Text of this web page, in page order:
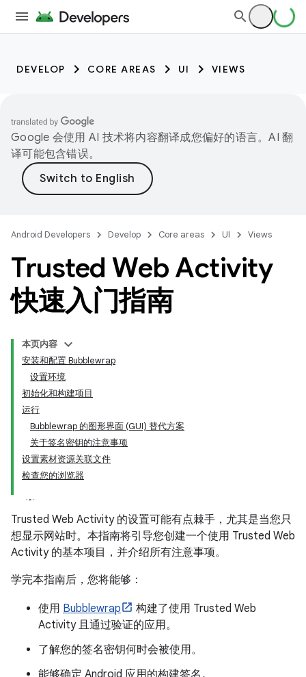
DEVELOP CORE AREAS UI VIEWS
Google 会使用 AI 技术将内容翻译成您偏好的语言。AI 翻
译可能包含错误。
Android Developers Develop Core areas UI Views
Trusted Web Activity
快速入门指南
本页内容
安装和配置 Bubblewrap
设置环境
初始化和构建项目
运行
Bubblewrap 的图形界面 (GUI) 替代方案
关于签名密钥的注意事项
设置素材资源关联文件
检查您的浏览器
Trusted Web Activity 的设置可能有点棘手，尤其是当您只
想显示网站时。本指南将引导您创建一个使用 Trusted Web
Activity 的基本项目，并介绍所有注意事项。
学完本指南后，您将能够：
使用 Bubblewrap
构建了使用 Trusted Web
Activity 且通过验证的应用。
了解您的签名密钥何时会被使用。
能够确定 Android 应用的构建签名。